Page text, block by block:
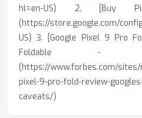
hl=en-US) 2. [Buy
(https://store.google.com/
US) 3. [Google Pixel 9 Pro
Foldable -
(https://www.forbes.com/
pixel-9-pro-fold-review-
caveats/)